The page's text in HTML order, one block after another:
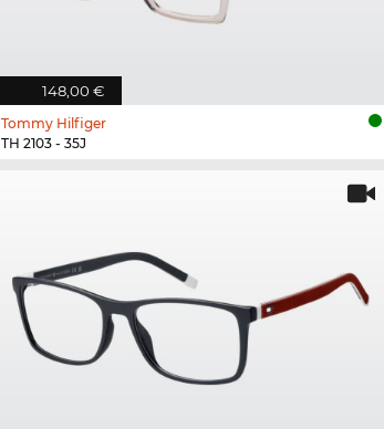
148,00 €
Tommy Hilfiger
TH 2103 - 35J